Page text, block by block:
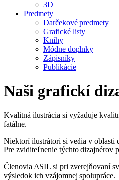
3D
Predmety
Darčekové predmety
Grafické listy
Knihy
Módne doplnky
Zápisníky
Publikácie
Naši grafickí
Kvalitná ilustrácia si vyžaduje
fatálne.
Niektorí ilustrátori si vedia v oblasti
Pre zviditeľnenie týchto dizajnérov
Členovia ASIL si pri zverejňovaní
výsledok ich vzájomnej spolupráce.